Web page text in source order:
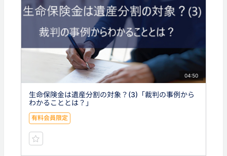
04:50
生命保険金は遺産分割の対象？(3)「裁判の事例から
わかることとは？」
有料会員限定